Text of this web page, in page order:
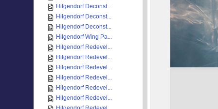
Hilgendorf Deconst...
Hilgendorf Deconst...
Hilgendorf Deconst...
Hilgendorf Wing Pa...
Hilgendorf Redevel...
Hilgendorf Redevel...
Hilgendorf Redevel...
Hilgendorf Redevel...
Hilgendorf Redevel...
Hilgendorf Redevel...